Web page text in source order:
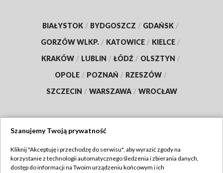
BIAŁYSTOK / BYDGOSZCZ / GDAŃSK /
GORZÓW WLKP. / KATOWICE / KIELCE /
KRAKÓW / LUBLIN / ŁÓDŹ / OLSZTYN /
OPOLE / POZNAŃ / RZESZÓW /
SZCZECIN / WARSZAWA / WROCŁAW
TVP
Szanujemy Twoją prywatność
Kliknij "Akceptuję i przechodzę do serwisu", aby wyrazić zgody na
korzystanie z technologii automatycznego śledzenia i zbierania danych,
dostęp do informacji na Twoim urządzeniu końcowym i ich